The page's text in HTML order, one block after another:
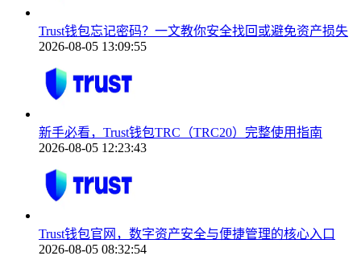
Trust钱包忘记密码？一文教你安全找回或避免资产损失
2026-08-05 13:09:55
新手必看，Trust钱包TRC（TRC20）完整使用指南
2026-08-05 12:23:43
Trust钱包官网，数字资产安全与便捷管理的核心入口
2026-08-05 08:32:54